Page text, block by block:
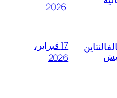
2026
17 فبراير،
2026